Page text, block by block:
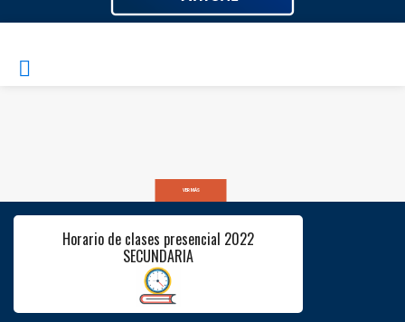
VER MÁS
Horario de clases presencial 2022
SECUNDARIA